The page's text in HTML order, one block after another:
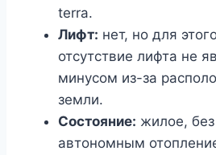
terra.
Лифт: нет, но для
отсутствие лифта не
минусом из-за
земли.
Состояние: жилое,
автономным